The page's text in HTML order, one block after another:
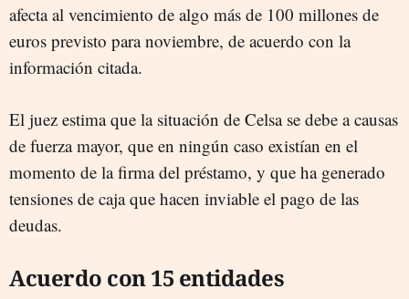
afecta al vencimiento de algo más de 100 millones de
euros previsto para noviembre, de acuerdo con la
información citada.
El juez estima que la situación de Celsa se debe a causas
de fuerza mayor, que en ningún caso existían en el
momento de la firma del préstamo, y que ha generado
tensiones de caja que hacen inviable el pago de las
deudas.
Acuerdo con 15 entidades